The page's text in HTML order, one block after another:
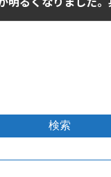
検索